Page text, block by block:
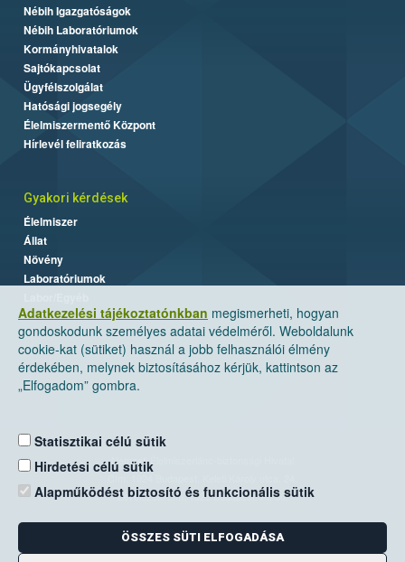
Adatkezelési tájékoztatónkban megismerheti, hogyan
gondoskodunk személyes adatai védelméről. Weboldalunk
cookie-kat (sütiket) használ a jobb felhasználói élmény
érdekében, melynek biztosításához kérjük, kattintson az
„Elfogadom” gombra.
Statisztikai célú sütik
Hirdetési célú sütik
Alapműködést biztosító és funkcionális sütik
ÖSSZES SÜTI ELFOGADÁSA
Nébih Igazgatóságok
Nébih Laboratóriumok
Kormányhivatalok
Sajtókapcsolat
Ügyfélszolgálat
Hatósági jogsegély
Élelmiszermentő Központ
Hírlevél feliratkozás
Gyakori kérdések
Élelmiszer
Állat
Növény
Laboratóriumok
Nemzeti Élelmiszerlánc-biztonsági Hivatal
Levelezési cím: 1525 Budapest. Pf. 30.
E-mail:ugyfelszolgalat@nebih.gov.hu